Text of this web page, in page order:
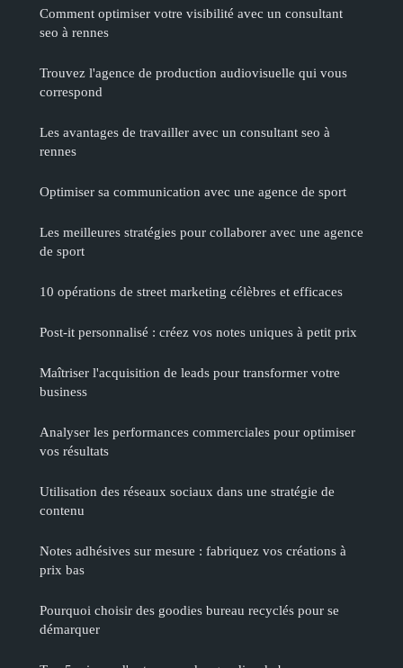
Comment optimiser votre visibilité avec un consultant
seo à rennes
Trouvez l'agence de production audiovisuelle qui vous
correspond
Les avantages de travailler avec un consultant seo à
rennes
Optimiser sa communication avec une agence de sport
Les meilleures stratégies pour collaborer avec une agence
de sport
10 opérations de street marketing célèbres et efficaces
Post-it personnalisé : créez vos notes uniques à petit prix
Maîtriser l'acquisition de leads pour transformer votre
business
Analyser les performances commerciales pour optimiser
vos résultats
Utilisation des réseaux sociaux dans une stratégie de
contenu
Notes adhésives sur mesure : fabriquez vos créations à
prix bas
Pourquoi choisir des goodies bureau recyclés pour se
démarquer